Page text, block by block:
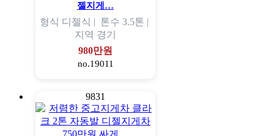
젤지게…
형식 디젤식 | 톤수 3.5톤 |
지역 경기
980만원
no.19011
9831